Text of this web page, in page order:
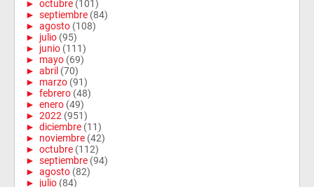
► octubre (101)
► septiembre (84)
► agosto (108)
► julio (95)
► junio (111)
► mayo (69)
► abril (70)
► marzo (91)
► febrero (48)
► enero (49)
► 2022 (951)
► diciembre (11)
► noviembre (42)
► octubre (112)
► septiembre (94)
► agosto (82)
► julio (84)